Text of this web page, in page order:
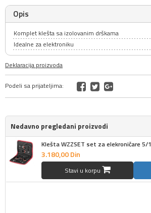
Opis
Komplet klešta sa izolovanim drškama
Idealne za elektroniku
Deklaracija proizvoda
Podeli sa prijateljima:
Nedavno pregledani proizvodi
Klešta WZZSET set za elekroničare 5/1
3.180,00Din
Stavi u korpu